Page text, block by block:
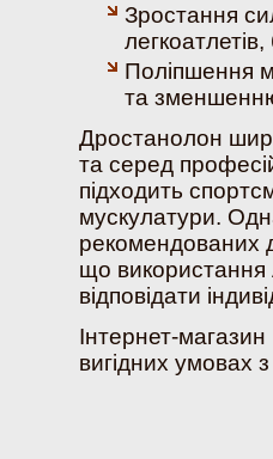
Зростання
Поліпшення
та
Дростанолон
та серед
підходить
мускулатури.
рекомендованих
що використання
відповідати
Інтернет-
вигідних умовах